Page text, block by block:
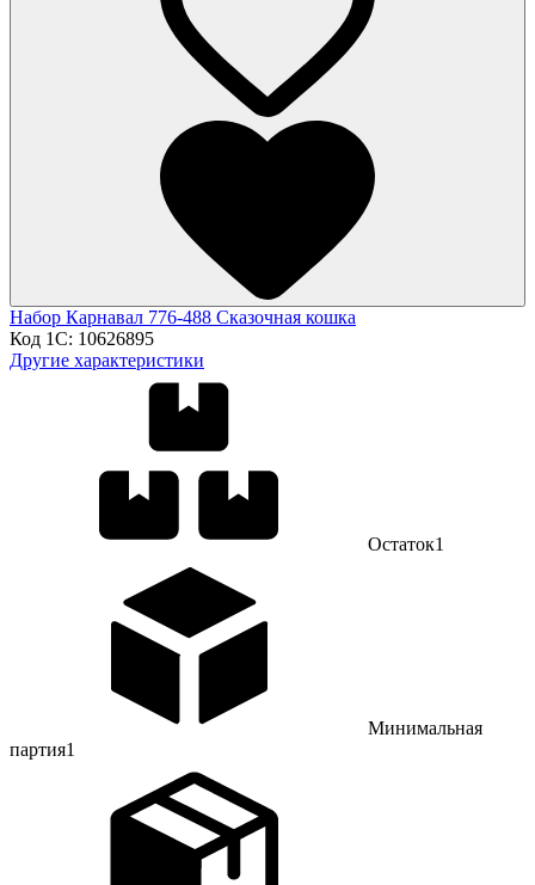
Набор Карнавал 776-488 Сказочная кошка
Код 1С: 10626895
Другие характеристики
Остаток1
Минимальная
партия1